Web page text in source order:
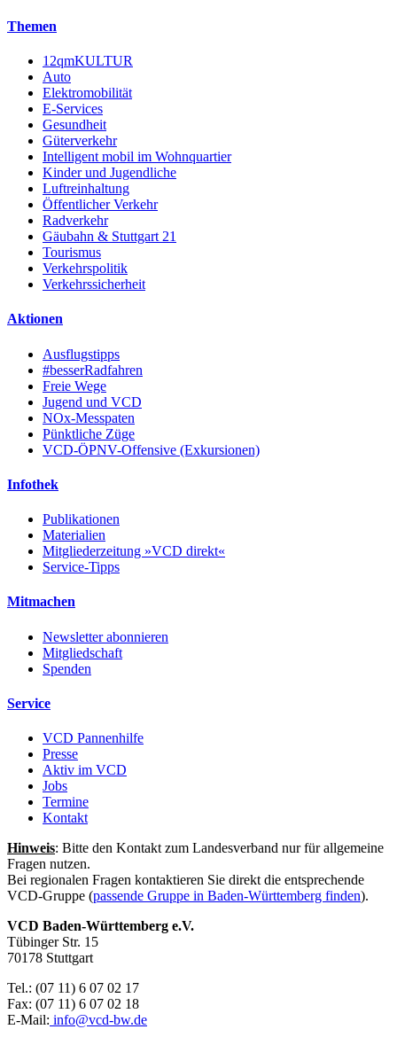
Themen
12qmKULTUR
Auto
Elektromobilität
E-Services
Gesundheit
Güterverkehr
Intelligent mobil im Wohnquartier
Kinder und Jugendliche
Luftreinhaltung
Öffentlicher Verkehr
Radverkehr
Gäubahn & Stuttgart 21
Tourismus
Verkehrspolitik
Verkehrssicherheit
Aktionen
Ausflugstipps
#besserRadfahren
Freie Wege
Jugend und VCD
NOx-Messpaten
Pünktliche Züge
VCD-ÖPNV-Offensive (Exkursionen)
Infothek
Publikationen
Materialien
Mitgliederzeitung »VCD direkt«
Service-Tipps
Mitmachen
Newsletter abonnieren
Mitgliedschaft
Spenden
Service
VCD Pannenhilfe
Presse
Aktiv im VCD
Jobs
Termine
Kontakt
Hinweis: Bitte den Kontakt zum Landesverband nur für allgemeine
Fragen nutzen.
Bei regionalen Fragen kontaktieren Sie direkt die entsprechende
VCD-Gruppe (passende Gruppe in Baden-Württemberg finden).
VCD Baden-Württemberg e.V.
Tübinger Str. 15
70178 Stuttgart
Tel.: (07 11) 6 07 02 17
Fax: (07 11) 6 07 02 18
E-Mail: info@vcd-bw.de